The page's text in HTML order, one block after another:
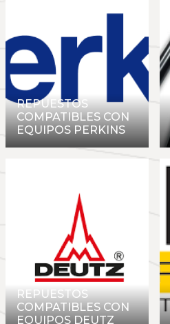
REPUESTOS
COMPATIBLES CON
EQUIPOS PERKINS
REPUESTOS
COMPATIBLES CON
EQUIPOS DEUTZ